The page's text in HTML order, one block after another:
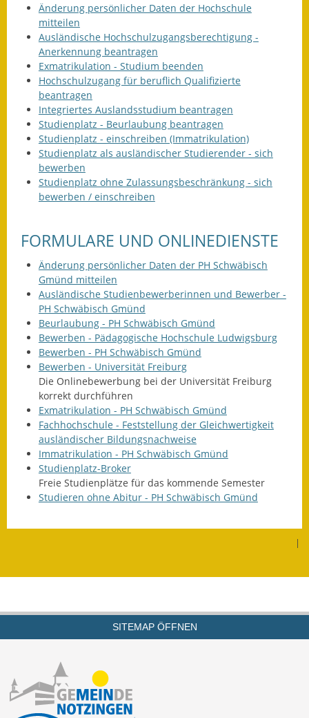
Grundschule &
Integration und Asyl
Bevölkerungsschutz
Kinderbetreuung
Nahverkehr
Ver- & Entsorgung
Klimaschutzagentur
Freizeit
Feuerwehr
Freizeit- & Sportstätten
Gesundheit & Soziales
Termine &
Veranstaltungen
Wirtschaft
Ausschreibung von
Firmenliste
Änderung persönlicher Daten der Hochschule
mitteilen
Ausländische Hochschulzugangsberechtigung -
Anerkennung beantragen
Exmatrikulation - Studium beenden
Hochschulzugang für beruflich Qualifizierte
beantragen
Integriertes Auslandsstudium beantragen
Studienplatz - Beurlaubung beantragen
Studienplatz - einschreiben (Immatrikulation)
Studienplatz als ausländischer Studierender - sich
bewerben
Studienplatz ohne Zulassungsbeschränkung - sich
bewerben / einschreiben
FORMULARE UND ONLINEDIENSTE
Änderung persönlicher Daten der PH Schwäbisch
Gmünd mitteilen
Ausländische Studienbewerberinnen und Bewerber -
PH Schwäbisch Gmünd
Beurlaubung - PH Schwäbisch Gmünd
Bewerben - Pädagogische Hochschule Ludwigsburg
Bewerben - PH Schwäbisch Gmünd
Bewerben - Universität Freiburg
Die Onlinebewerbung bei der Universität Freiburg
korrekt durchführen
Exmatrikulation - PH Schwäbisch Gmünd
Fachhochschule - Feststellung der Gleichwertigkeit
ausländischer Bildungsnachweise
Immatrikulation - PH Schwäbisch Gmünd
Studienplatz-Broker
Freie Studienplätze für das kommende Semester
Studieren ohne Abitur - PH Schwäbisch Gmünd
|
SITEMAP ÖFFNEN